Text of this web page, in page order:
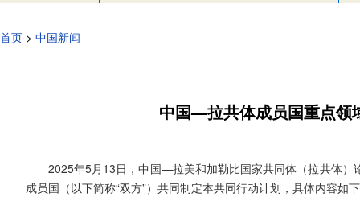
首页 > 中国新闻
中国—拉共体成员国重点领
2025年5月13日，中国—拉美和加勒比国家共同体（拉共体）
成员国（以下简称“双方”）共同制定本共同行动计划，具体内容如